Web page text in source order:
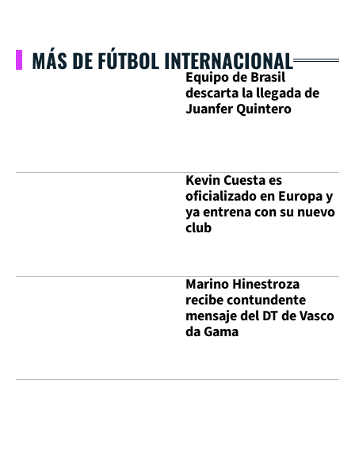
MÁS DE FÚTBOL INTERNACIONAL
Equipo de Brasil
descarta la llegada de
Juanfer Quintero
Kevin Cuesta es
oficializado en Europa y
ya entrena con su nuevo
club
Marino Hinestroza
recibe contundente
mensaje del DT de Vasco
da Gama